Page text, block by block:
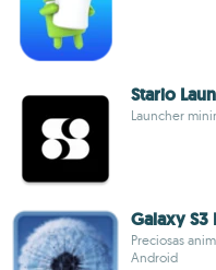
Stario
Launcher
Galaxy
Preciosas
Android